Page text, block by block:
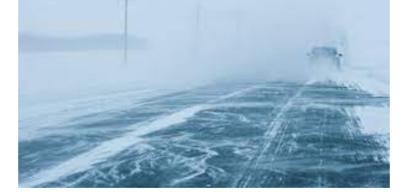
Barys Sport